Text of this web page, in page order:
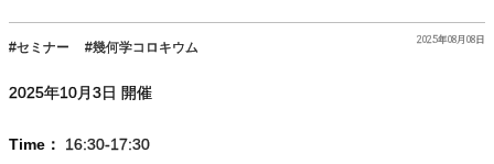
セミナー 幾何学コロキウム
2025年08月08日
2025年10月3日 開催
Time： 16:30-17:30